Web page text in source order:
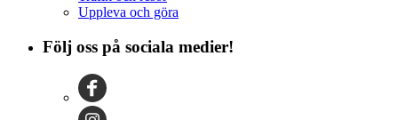
Uppleva och göra
Följ oss på sociala medier!